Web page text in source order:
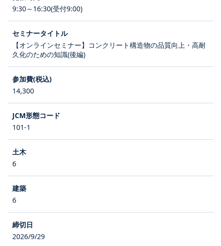
9:30～16:30(受付9:00)
【オンラインセミナー】コンクリート構造物の品質向上・高耐
久化のための知識(後編)
14,300
101-1
6
6
2026/9/29